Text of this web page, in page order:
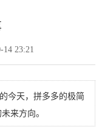
14 23:21
今天，拼多多的极简
来方向。